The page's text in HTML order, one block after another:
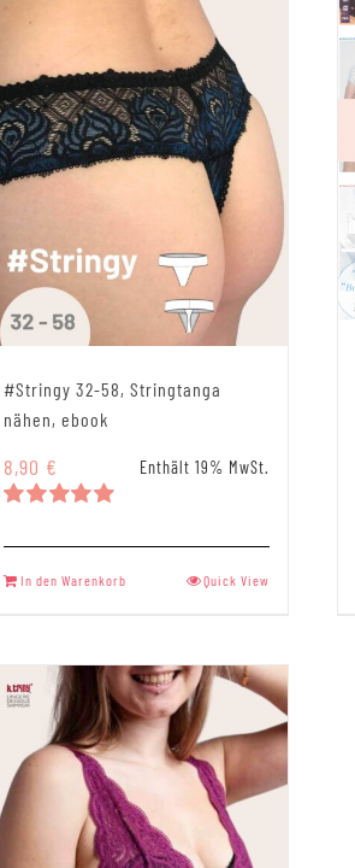
#Stringy 32-58, Stringtanga
nähen, ebook
mit5.00
8,90 € Enthält 19% MwSt.
In den Warenkorb Quick View